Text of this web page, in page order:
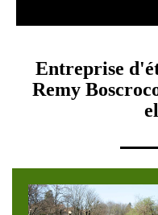
Entreprise
Remy